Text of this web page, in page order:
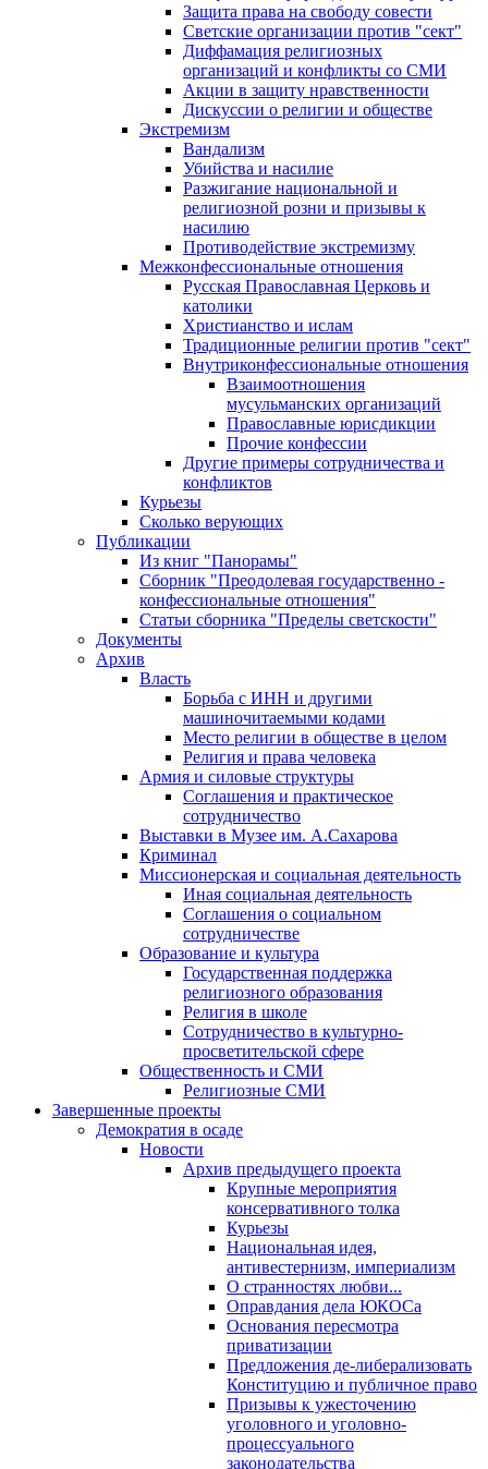
Защита права на свободу совести
Светские организации против "сект"
Диффамация религиозных
организаций и конфликты со СМИ
Акции в защиту нравственности
Дискуссии о религии и обществе
Экстремизм
Вандализм
Убийства и насилие
Разжигание национальной и
религиозной розни и призывы к
насилию
Противодействие экстремизму
Межконфессиональные отношения
Русская Православная Церковь и
католики
Христианство и ислам
Традиционные религии против "сект"
Внутриконфессиональные отношения
Взаимоотношения
мусульманских организаций
Православные юрисдикции
Прочие конфессии
Другие примеры сотрудничества и
конфликтов
Курьезы
Сколько верующих
Публикации
Из книг "Панорамы"
Сборник "Преодолевая государственно -
конфессиональные отношения"
Статьи сборника "Пределы светскости"
Документы
Архив
Власть
Борьба с ИНН и другими
машиночитаемыми кодами
Место религии в обществе в целом
Религия и права человека
Армия и силовые структуры
Соглашения и практическое
сотрудничество
Выставки в Музее им. А.Сахарова
Криминал
Миссионерская и социальная деятельность
Иная социальная деятельность
Соглашения о социальном
сотрудничестве
Образование и культура
Государственная поддержка
религиозного образования
Религия в школе
Сотрудничество в культурно-
просветительской сфере
Общественность и СМИ
Религиозные СМИ
Завершенные проекты
Демократия в осаде
Новости
Архив предыдущего проекта
Крупные мероприятия
консервативного толка
Курьезы
Национальная идея,
антивестернизм, империализм
О странностях любви...
Оправдания дела ЮКОСа
Основания пересмотра
приватизации
Предложения де-либерализовать
Конституцию и публичное право
Призывы к ужесточению
уголовного и уголовно-
процессуального
законодательства